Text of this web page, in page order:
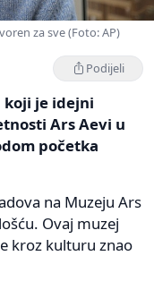
za sve (Foto: AP)
Podijeli
je idejni
Ars Aevi u
početka
na Muzeju Ars
Ovaj muzej
kroz kulturu znao